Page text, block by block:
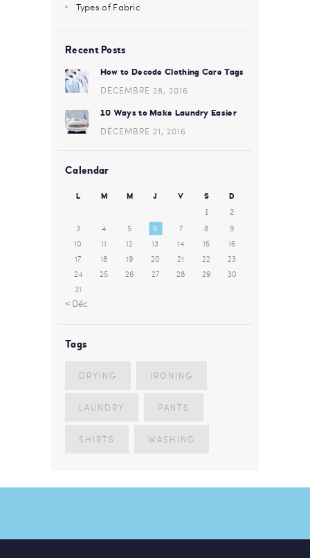
Types of Fabric
Recent Posts
How to Decode Clothing Care Tags
DÉCEMBRE 28, 2016
10 Ways to Make Laundry Easier
DÉCEMBRE 21, 2016
Calendar
L M M J V S
D
1
2
3 4 5 6 7 8
9
10
11 12 13 14 15
16
17
18 19 20 21 22
23
24
25 26 27 28 29
30
31
« Déc
Tags
DRYING IRONING
LAUNDRY PANTS
SHIRTS WASHING